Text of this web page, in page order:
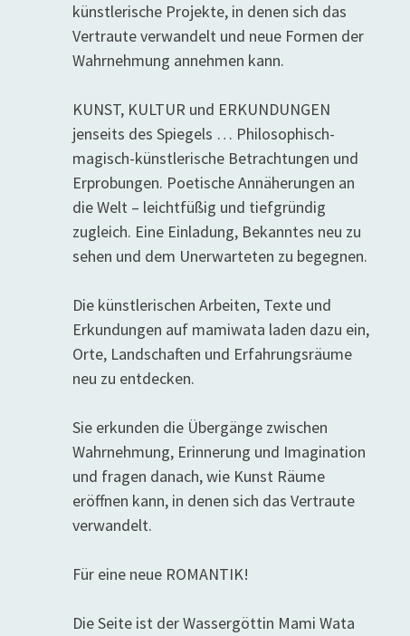
künstlerische Projekte, in denen sich das
Vertraute verwandelt und neue Formen der
Wahrnehmung annehmen kann.
KUNST, KULTUR und ERKUNDUNGEN
jenseits des Spiegels … Philosophisch-
magisch-künstlerische Betrachtungen und
Erprobungen. Poetische Annäherungen an
die Welt – leichtfüßig und tiefgründig
zugleich. Eine Einladung, Bekanntes neu zu
sehen und dem Unerwarteten zu begegnen.
Die künstlerischen Arbeiten, Texte und
Erkundungen auf mamiwata laden dazu ein,
Orte, Landschaften und Erfahrungsräume
neu zu entdecken.
Sie erkunden die Übergänge zwischen
Wahrnehmung, Erinnerung und Imagination
und fragen danach, wie Kunst Räume
eröffnen kann, in denen sich das Vertraute
verwandelt.
Für eine neue ROMANTIK!
Die Seite ist der Wassergöttin Mami Wata